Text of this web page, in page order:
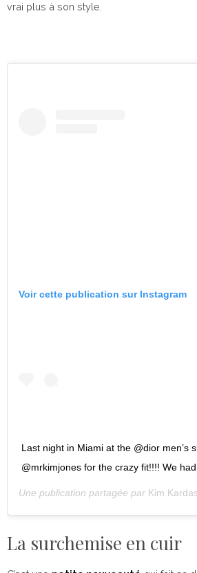
vrai plus à son style.
Voir cette publication sur Instagram
Last night in Miami at the @dior men’s
@mrkimjones for the crazy fit!!!! We
Une publication partagée par Kim
La surchemise en cuir